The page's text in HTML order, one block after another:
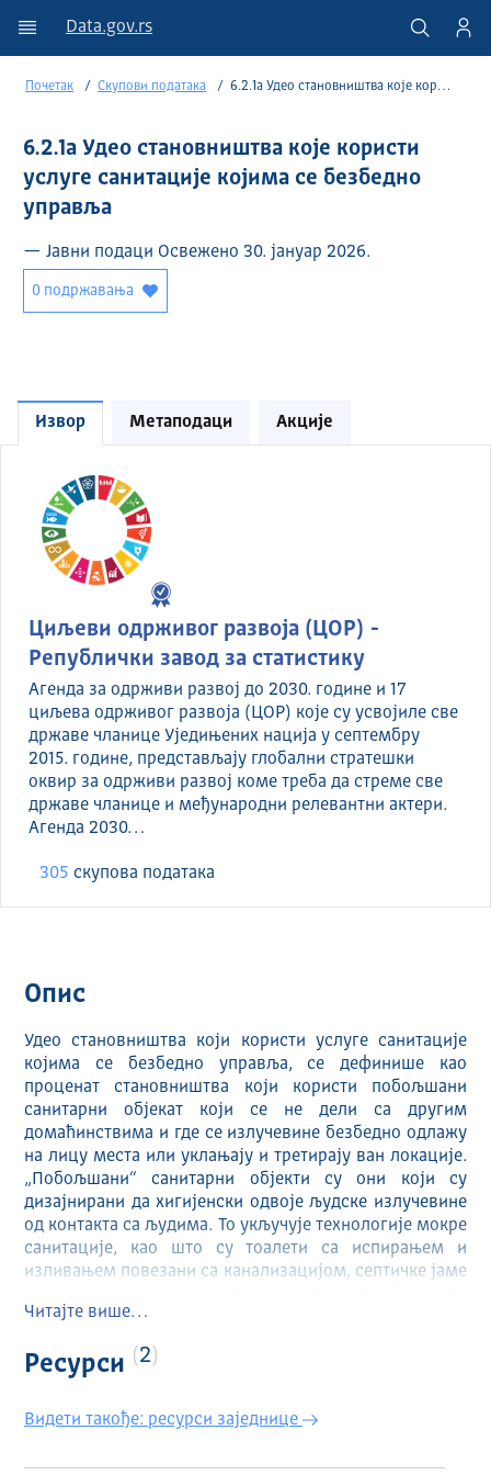
Data.gov.rs
Почетак Скупови података 6.2.1a Удео становништва које користи услуге санитације којима се безбедно управља
6.2.1a Удео становништва које користи
услуге санитације којима се безбедно
управља
— Јавни подаци Освежено 30. јануар 2026.
0 подржавања
Извор Метаподаци Акције
Циљеви одрживог развоја (ЦОР) -
Републички завод за статистику
Агенда за одрживи развој до 2030. године и 17
циљева одрживог развоја (ЦОР) које су усвојиле све
државе чланице Уједињених нација у септембру
2015. године, представљају глобални стратешки
оквир за одрживи развој коме треба да стреме све
државе чланице и међународни релевантни актери.
Агенда 2030…
305 скуповa података
Опис
Удео становништва који користи услуге санитације
којима се безбедно управља, се дефинише као
проценат становништва који користи побољшани
санитарни објекат који се не дели са другим
домаћинствима и где се излучевине безбедно одлажу
на лицу места или уклањају и третирају ван локације.
„Побољшани“ санитарни објекти су они који су
дизајнирани да хигијенски одвоје људске излучевине
од контакта са људима. То укључује технологије мокре
санитације, као што су тоалети са испирањем и
изливањем повезани са канализацијом, септичке јаме
санитације, као што су клозети са сувим јамама са
плочама, вентилисани, побољшани клозети и тоалети
за компостирање. За потребе праћења ЦОР-а, третман
основу технологије пројектовања постројења за
пречишћавање, користећи категорије дефинисане
Читајте више…
Ресурси 2
Видети такође: ресурси заједнице